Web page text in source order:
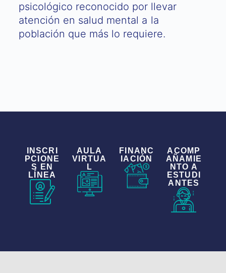
psicológico reconocido por llevar
atención en salud mental a la
población que más lo requiere.
INSCRI
PCIONE
S EN
LÍNEA
AULA
VIRTUA
L
FINANC
IACIÓN
ACOMP
AÑAMIE
NTO A
ESTUDI
ANTES